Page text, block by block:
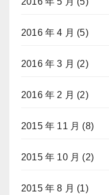
2016 年 4 月 (5)
2016 年 3 月 (2)
2016 年 2 月 (2)
2015 年 11 月 (8)
2015 年 10 月 (2)
2015 年 8 月 (1)